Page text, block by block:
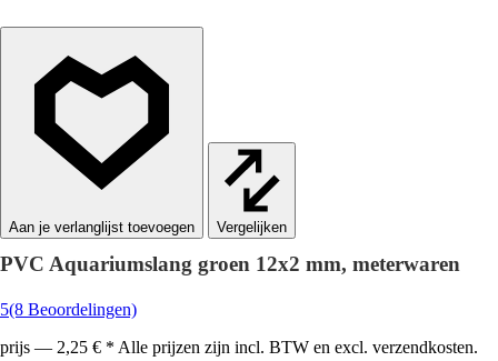
Vergelijken
PVC Aquariumslang groen 12x2 mm, meterwaren
5(8 Beoordelingen)
prijs — 2,25 € * Alle prijzen zijn incl. BTW en excl. verzendkosten.